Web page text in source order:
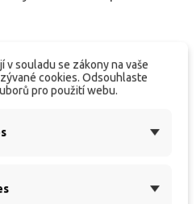
souladu se zákony na vaše
cookies. Odsouhlaste
pro použití webu.